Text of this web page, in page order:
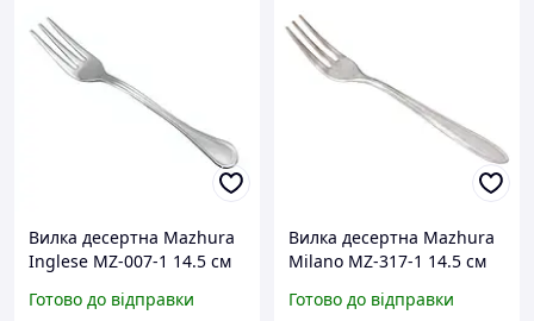
Вилка десертна Mazhura
Inglese MZ-007-1 14.5 см
Готово до відправки
Вилка десертна Mazhura
Milano MZ-317-1 14.5 см
Готово до відправки